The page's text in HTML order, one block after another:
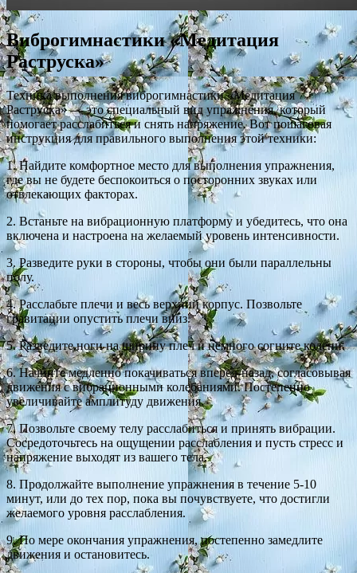
Виброгимнастики «Медитация
Раструска»
Техника выполнения виброгимнастики «Медитация
Раструска» — это специальный вид упражнения, который
помогает расслабиться и снять напряжение. Вот пошаговая
инструкция для правильного выполнения этой техники:
1. Найдите комфортное место для выполнения упражнения,
где вы не будете беспокоиться о посторонних звуках или
отвлекающих факторах.
2. Встаньте на вибрационную платформу и убедитесь, что она
включена и настроена на желаемый уровень интенсивности.
3. Разведите руки в стороны, чтобы они были параллельны
полу.
4. Расслабьте плечи и весь верхний корпус. Позвольте
гравитации опустить плечи вниз.
5. Разведите ноги на ширину плеч и немного согните колени.
6. Начните медленно покачиваться вперед-назад, согласовывая
движения с вибрационными колебаниями. Постепенно
увеличивайте амплитуду движения.
7. Позвольте своему телу расслабиться и принять вибрации.
Сосредоточьтесь на ощущении расслабления и пусть стресс и
напряжение выходят из вашего тела.
8. Продолжайте выполнение упражнения в течение 5-10
минут, или до тех пор, пока вы почувствуете, что достигли
желаемого уровня расслабления.
9. По мере окончания упражнения, постепенно замедлите
движения и остановитесь.